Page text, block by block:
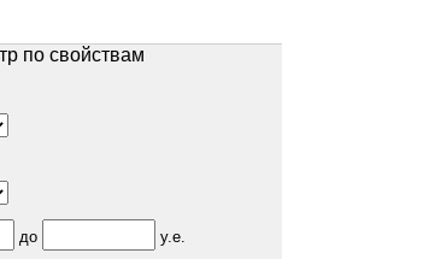
по свойствам
до у.е.